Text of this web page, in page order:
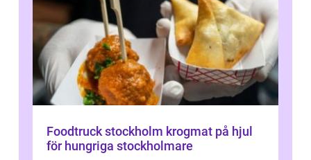
Foodtruck stockholm krogmat på hjul
för hungriga stockholmare